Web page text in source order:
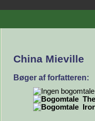
China Mieville
Bøger af forfatteren: